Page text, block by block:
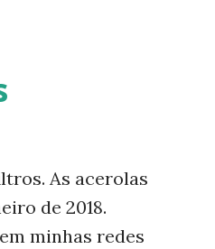
fatores, mas
de
encontrei várias
gramixama,
de
As acerolas
de 2018.
minhas redes